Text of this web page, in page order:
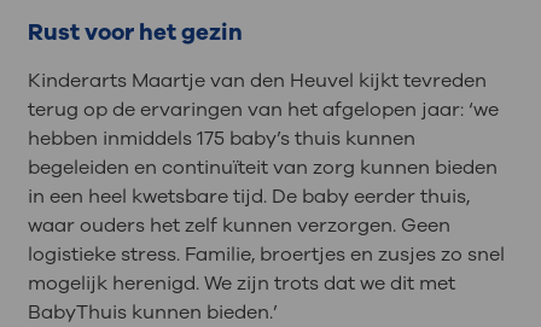
Rust voor het gezin
Kinderarts Maartje van den Heuvel kijkt tevreden
terug op de ervaringen van het afgelopen jaar: ‘we
hebben inmiddels 175 baby’s thuis kunnen
begeleiden en continuïteit van zorg kunnen bieden
in een heel kwetsbare tijd. De baby eerder thuis,
waar ouders het zelf kunnen verzorgen. Geen
logistieke stress. Familie, broertjes en zusjes zo snel
mogelijk herenigd. We zijn trots dat we dit met
BabyThuis kunnen bieden.’